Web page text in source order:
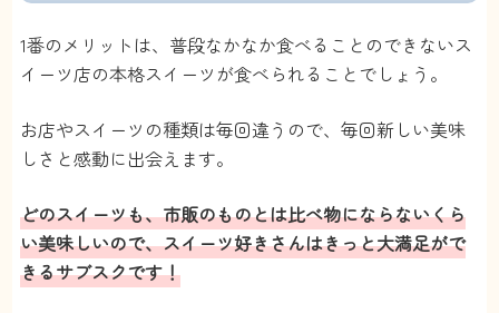
あるので楽しいです。
【美味しさ】
どのお店のお菓子も最高に美味しいです！4回位届き
特に美味しかったのはカヌレ。
カヌレってコンビニとかに売ってるやつと、こうい
う本格的なやつとでは別の食べ物っていうレベルで
いくつかデパ地下とかのカヌレを食べてきました
が、スイーツ巡り便のカヌレが1番美味しかったで
す。もちろんコンビニよりも。
お店の情報も教えてくれるので、いつか行きたい
1番のメリットは、普段なかなか食べることのできないス
イーツ店の本格スイーツが食べられることでしょう。
お店やスイーツの種類は毎回違うので、毎回新しい美味
しさと感動に出会えます。
どのスイーツも、市販のものとは比べ物にならないくら
い美味しいので、スイーツ好きさんはきっと大満足がで
きるサブスクです！